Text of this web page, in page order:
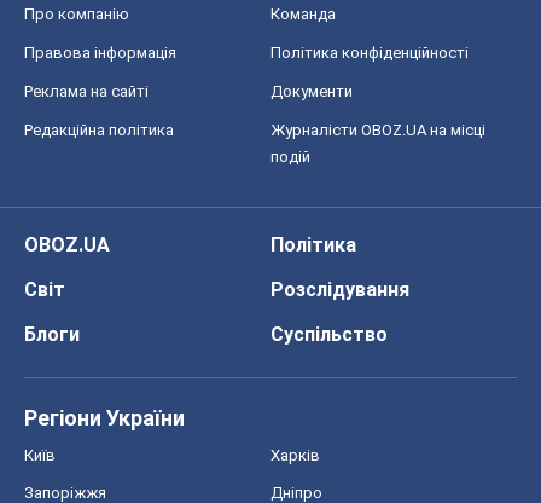
Про компанію Команда
Правова інформація Політика конфіденційності
Реклама на сайті Документи
Редакційна політика
Журналісти OBOZ.UA на місці
подій
OBOZ.UA
Політика
Світ
Розслідування
Блоги
Суспільство
Регіони України
Київ Харків
Запоріжжя Дніпро